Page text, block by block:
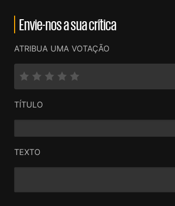
Envie-nos a sua crítica
ATRIBUA UMA VOTAÇÃO
TÍTULO
TEXTO